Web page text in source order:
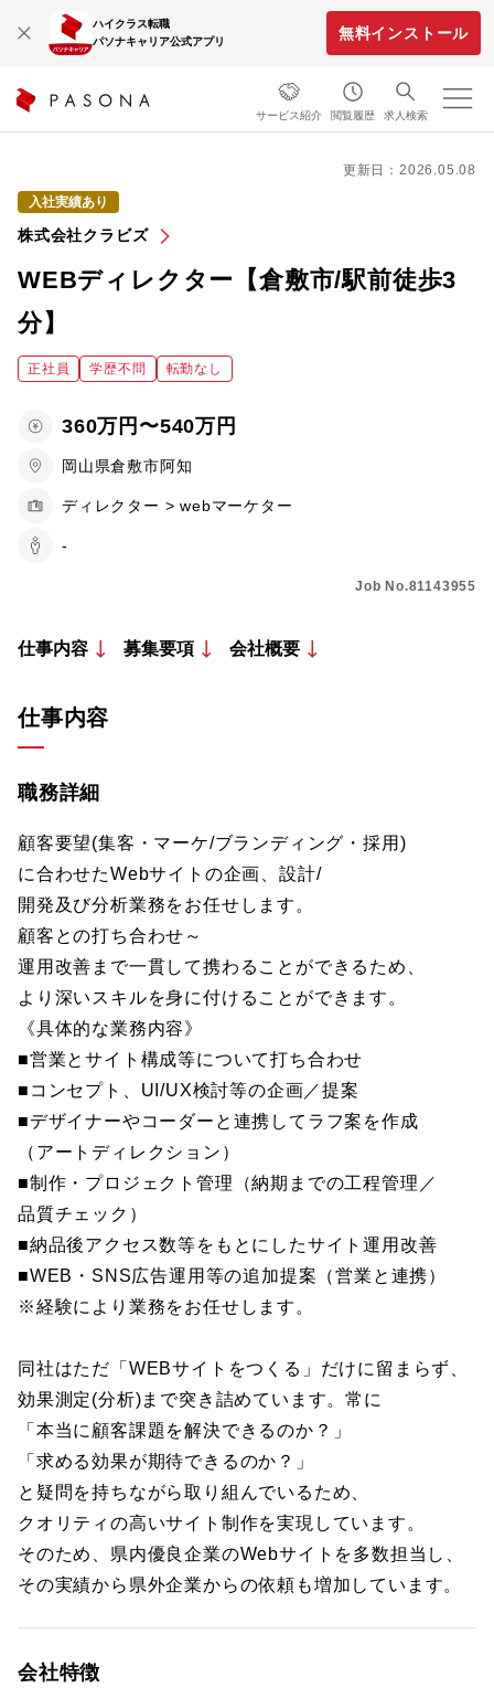
ハイクラス転職
パソナキャリア公式アプリ
無料インストール
サービス紹介 閲覧履歴 求人検索
更新日：2026.05.08
入社実績あり
株式会社クラビズ
WEBディレクター【倉敷市/駅前徒歩3
分】
正社員 学歴不問 転勤なし
360万円〜540万円
岡山県倉敷市阿知
ディレクター > webマーケター
-
Job No.81143955
仕事内容 募集要項 会社概要
仕事内容
職務詳細
顧客要望(集客・マーケ/ブランディング・採用)
に合わせたWebサイトの企画、設計/
開発及び分析業務をお任せします。
顧客との打ち合わせ～
運用改善まで一貫して携わることができるため、
より深いスキルを身に付けることができます。
《具体的な業務内容》
■営業とサイト構成等について打ち合わせ
■コンセプト、UI/UX検討等の企画／提案
■デザイナーやコーダーと連携してラフ案を作成
（アートディレクション）
■制作・プロジェクト管理（納期までの工程管理／
品質チェック）
■納品後アクセス数等をもとにしたサイト運用改善
■WEB・SNS広告運用等の追加提案（営業と連携）
※経験により業務をお任せします。
同社はただ「WEBサイトをつくる」だけに留まらず、
効果測定(分析)まで突き詰めています。常に
「本当に顧客課題を解決できるのか？」
「求める効果が期待できるのか？」
と疑問を持ちながら取り組んでいるため、
クオリティの高いサイト制作を実現しています。
そのため、県内優良企業のWebサイトを多数担当し、
その実績から県外企業からの依頼も増加しています。
会社特徴